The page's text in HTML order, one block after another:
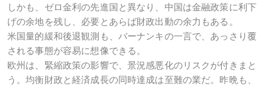
しかも、ゼロ金利の先進国と異なり、中国は金融政策に利下
げの余地を残し、必要とあらば財政出動の余力もある。
米国量的緩和後退観測も、バーナンキの一言で、あっさり覆
される事態が容易に想像できる。
欧州は、緊縮政策の影響で、景況感悪化のリスクが付きまと
う。均衡財政と経済成長の同時達成は至難の業だ。昨晩も、